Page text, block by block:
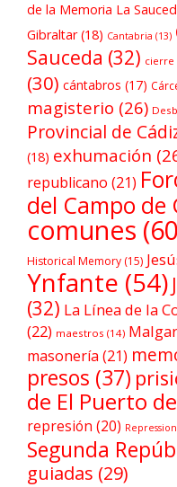
de la Memoria La
Gibraltar(18) Cantabria (13)
Sauceda (32) cierre
(30) cántabros (17)
magisterio (26)
Provincial de
(18) exhumación
republicano (21)
del Campo
comunes
Historical Memory (15)
Ynfante (54)
(32) La Línea de la
(22) maestros (14)
masonería (21)
presos (37)
de El Puerto
represión (20) Repression
Segunda
guiadas (29)